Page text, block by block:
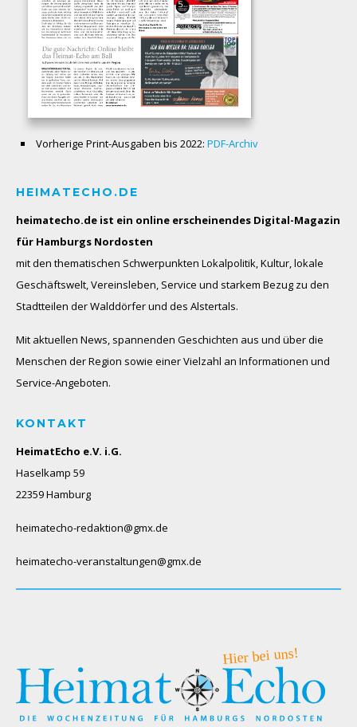
Vorherige Print-Ausgaben bis 2022: PDF-Archiv
HEIMATECHO.DE
heimatecho.de ist ein online erscheinendes Digital-Magazin
für Hamburgs Nordosten
mit den thematischen Schwerpunkten Lokalpolitik, Kultur, lokale
Geschäftswelt, Vereinsleben, Service und starkem Bezug zu den
Stadtteilen der Walddörfer und des Alstertals.
Mit aktuellen News, spannenden Geschichten aus und über die
Menschen der Region sowie einer Vielzahl an Informationen und
Service-Angeboten.
KONTAKT
HeimatEcho e.V. i.G.
Haselkamp 59
22359 Hamburg
heimatecho-redaktion@gmx.de
heimatecho-veranstaltungen@gmx.de